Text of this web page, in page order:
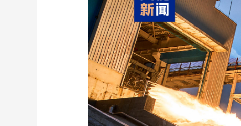
竞猜 2026年世界杯 2026年冬奥
CCTV奥林匹克频道 生活体育大会 体
教育 乡村振兴 生态环境 一带一路
大国展会 大国保险 云顶对话 云